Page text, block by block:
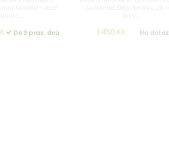
Do 3 prac. dnů 1 450 Kč Na dotaz